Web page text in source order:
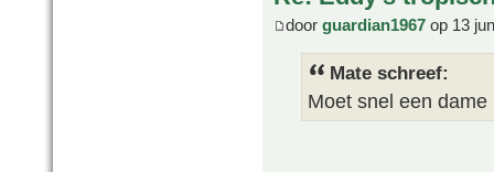
door guardian1967 op 13
Mate schreef:
Moet snel een